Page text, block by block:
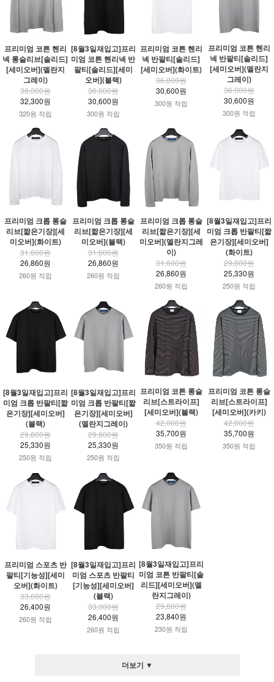
프리미엄 코튼 헨리
넥 롱슬리브[솔리드]
[세미오버](멜란지
그레이)
38,000원
32,300원
320원 적립
[8월3일재입고]프리
미엄 코튼 헨리넥 반
팔티[솔리드][세미
오버](블랙)
36,000원
30,600원
300원 적립
프리미엄 코튼 헨리
넥 반팔티[솔리드]
[세미오버](화이트)
36,000원
30,600원
300원 적립
프리미엄 코튼 헨리
넥 반팔티[솔리드]
[세미오버](멜란지
그레이)
36,000원
30,600원
300원 적립
프리미엄 크롭 롱슬
리브[짧은기장][세
미오버](화이트)
31,600원
26,860원
260원 적립
프리미엄 크롭 롱슬
리브[짧은기장][세
미오버](블랙)
31,600원
26,860원
260원 적립
프리미엄 크롭 롱슬
리브[짧은기장][세
미오버](멜란지그레
이)
31,600원
26,860원
260원 적립
[8월3일재입고]프리
미엄 크롭 반팔티[짧
은기장][세미오버]
(화이트)
29,800원
25,330원
250원 적립
[8월3일재입고]프리
미엄 크롭 반팔티[짧
은기장][세미오버]
(블랙)
29,800원
25,330원
250원 적립
[8월3일재입고]프리
미엄 크롭 반팔티[짧
은기장][세미오버]
(멜란지그레이)
29,800원
25,330원
250원 적립
프리미엄 코튼 롱슬
리브[스트라이프]
[세미오버](블랙)
42,000원
35,700원
350원 적립
프리미엄 코튼 롱슬
리브[스트라이프]
[세미오버](카키)
42,000원
35,700원
350원 적립
프리미엄 스포츠 반
팔티[기능성][세미
오버](화이트)
33,000원
26,400원
260원 적립
[8월3일재입고]프리
미엄 스포츠 반팔티
[기능성][세미오버]
(블랙)
33,000원
26,400원
260원 적립
[8월3일재입고]프리
미엄 코튼 반팔티[솔
리드][세미오버](멜
란지그레이)
29,800원
23,840원
230원 적립
더보기 ▼